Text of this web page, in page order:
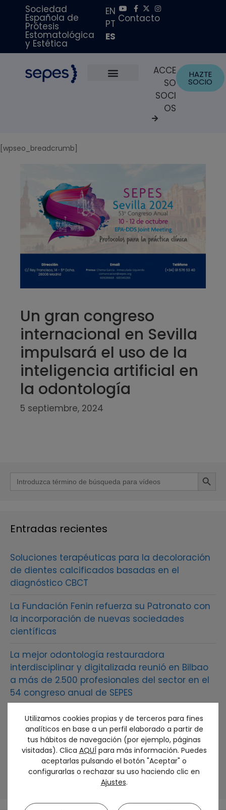
Sociedad
Española de
Prótesis
Estomatológica
y Estética
EN
PT
ES
Contacto
ACCE
SO
SOCI
OS
HAZTE
SOCIO
[wpseo_breadcrumb]
Un gran congreso
internacional en Sevilla
impulsará el uso de la
inteligencia artificial en
la odontología
5 septiembre, 2024
Buscar: Botón de
Entradas recientes
Soluciones terapéuticas para la decoloración
de dientes calcificados basadas en el
diagnóstico CBCT
La Fundación Fenin refuerza su Patronato con
la incorporación de nuevas sociedades
científicas
La mejor odontología restauradora
interdisciplinar y digitalizada reunió en Bilbao
a más de 2.500 profesionales del sector en el
54 congreso anual de SEPES
SEPES otorga al Dr. Francisco Martínez Rus la
Medalla de Oro de la sociedad
El futuro de la prótesis sobre implantes debe
ser biológico y personalizado: No tratamos
dientes, sino seres humanos
Utilizamos cookies propias y de terceros para fines
analíticos en base a un perfil elaborado a partir de
tus hábitos de navegación (por ejemplo, páginas
visitadas). Clica AQUÍ para más información. Puedes
aceptarlas pulsando el botón "Aceptar" o
configurarlas o rechazar su uso haciendo clic en
Ajustes.